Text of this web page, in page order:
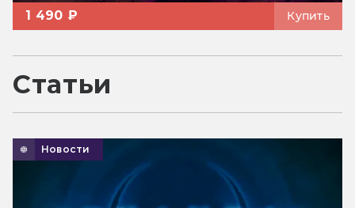
1 490 ₽ Купить
Статьи
Новости